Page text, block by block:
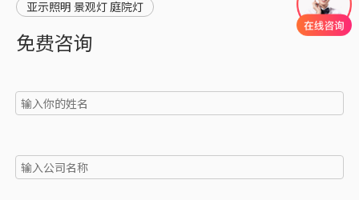
亚示照明 景观灯 庭院灯
免费咨询